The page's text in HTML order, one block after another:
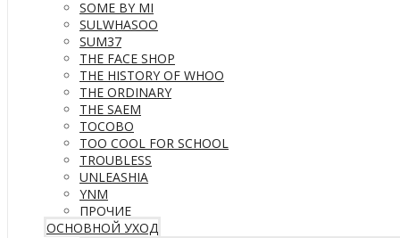
SOME BY MI
SULWHASOO
SUM37
THE FACE SHOP
THE HISTORY OF WHOO
THE ORDINARY
THE SAEM
TOCOBO
TOO COOL FOR SCHOOL
TROUBLESS
UNLEASHIA
YNM
ПРОЧИЕ
ОСНОВНОЙ УХОД